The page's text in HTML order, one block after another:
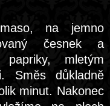
na jemno
česnek a
mletým
Směs důkladně
minut. Nakonec